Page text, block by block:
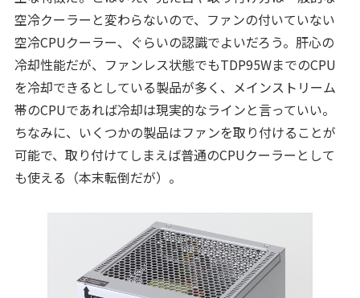
空冷クーラーと変わらないので、ファンの付いていない
空冷CPUクーラー、ぐらいの認識でよいだろう。肝心の
冷却性能だが、ファンレス状態でもTDP95WまでのCPU
を冷却できるとしている製品が多く、メインストリーム
帯のCPUであれば冷却は現実的なラインと言っていい。
ちなみに、いくつかの製品はファンを取り付けることが
可能で、取り付けてしまえば普通のCPUクーラーとして
も使える（本末転倒だが）。